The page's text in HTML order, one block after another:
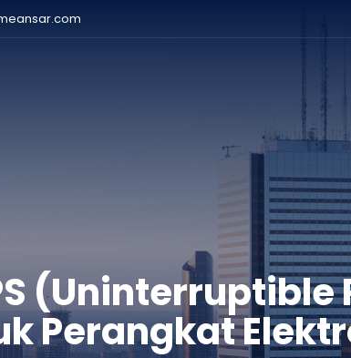
(Uninterruptible
Perangkat